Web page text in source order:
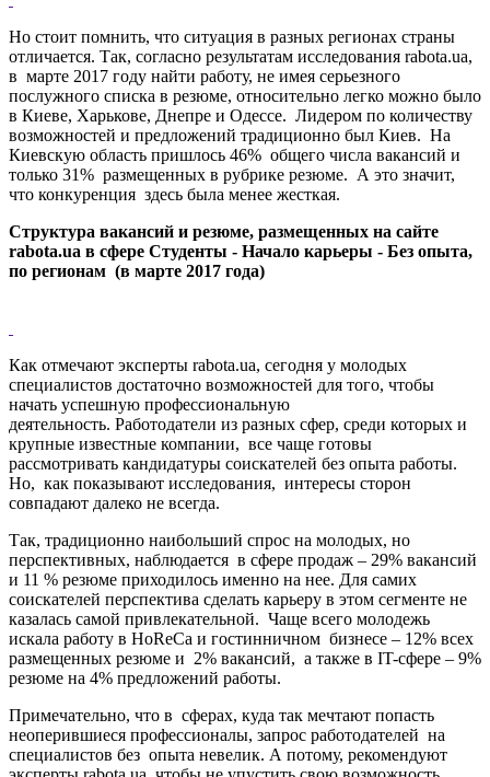
Но стоит помнить, что ситуация в разных регионах страны
отличается. Так, согласно результатам исследования rabota.ua,
в марте 2017 году найти работу, не имея серьезного
послужного списка в резюме, относительно легко можно было
в Киеве, Харькове, Днепре и Одессе. Лидером по количеству
возможностей и предложений традиционно был Киев. На
Киевскую область пришлось 46% общего числа вакансий и
только 31% размещенных в рубрике резюме. А это значит,
что конкуренция здесь была менее жесткая.
Структура вакансий и резюме, размещенных на сайте
rabota.ua в сфере Студенты - Начало карьеры - Без опыта,
по регионам (в марте 2017 года)
Как отмечают эксперты rabota.ua, сегодня у молодых
специалистов достаточно возможностей для того, чтобы
начать успешную профессиональную
деятельность. Работодатели из разных сфер, среди которых и
крупные известные компании, все чаще готовы
рассмотривать кандидатуры соискателей без опыта работы.
Но, как показывают исследования, интересы сторон
совпадают далеко не всегда.
Так, традиционно наибольший спрос на молодых, но
перспективных, наблюдается в сфере продаж – 29% вакансий
и 11 % резюме приходилось именно на нее. Для самих
соискателей перспектива сделать карьеру в этом сегменте не
казалась самой привлекательной. Чаще всего молодежь
искала работу в HoReСa и гостинничном бизнесе – 12% всех
размещенных резюме и 2% вакансий, а также в IT-сфере – 9%
резюме на 4% предложений работы.
Примечательно, что в сферах, куда так мечтают попасть
неоперившиеся профессионалы, запрос работодателей на
специалистов без опыта невелик. А потому, рекомендуют